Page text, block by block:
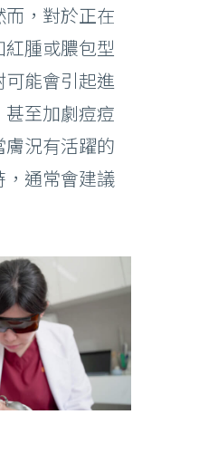
，對於正在
腫或膿包型
能會引起進
至加劇痘痘
況有活躍的
，通常會建議